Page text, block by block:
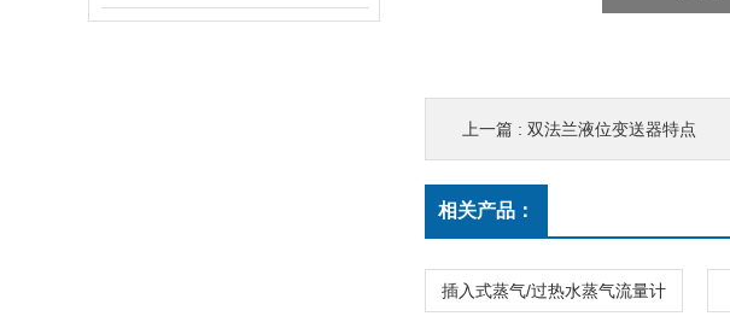
上一篇 : 双法兰液位变送器特点
相关产品：
插入式蒸气/过热水蒸气流量计